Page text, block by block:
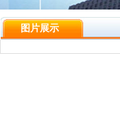
图片展示